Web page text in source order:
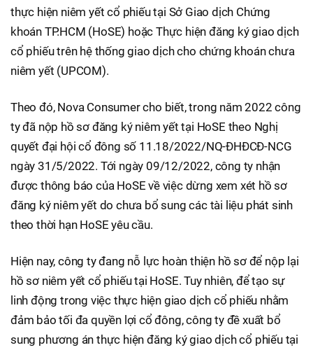
thực hiện niêm yết cổ phiếu tại Sở Giao dịch Chứng
khoán TP.HCM (HoSE) hoặc Thực hiện đăng ký giao dịch
cổ phiếu trên hệ thống giao dịch cho chứng khoán chưa
niêm yết (UPCOM).
Theo đó, Nova Consumer cho biết, trong năm 2022 công
ty đã nộp hồ sơ đăng ký niêm yết tại HoSE theo Nghị
quyết đại hội cổ đông số 11.18/2022/NQ-ĐHĐCĐ-NCG
ngày 31/5/2022. Tới ngày 09/12/2022, công ty nhận
được thông báo của HoSE về việc dừng xem xét hồ sơ
đăng ký niêm yết do chưa bổ sung các tài liệu phát sinh
theo thời hạn HoSE yêu cầu.
Hiện nay, công ty đang nỗ lực hoàn thiện hồ sơ để nộp lại
hồ sơ niêm yết cổ phiếu tại HoSE. Tuy nhiên, để tạo sự
linh động trong việc thực hiện giao dịch cổ phiếu nhằm
đảm bảo tối đa quyền lợi cổ đông, công ty đề xuất bổ
sung phương án thực hiện đăng ký giao dịch cổ phiếu tại